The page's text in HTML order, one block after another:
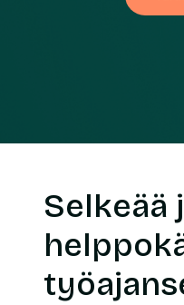
Selkeää